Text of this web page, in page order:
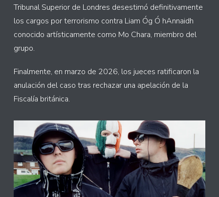
Tribunal Superior de Londres desestimó definitivamente
los cargos por terrorismo contra Liam Óg Ó hAnnaidh
conocido artísticamente como Mo Chara, miembro del
grupo.
Finalmente, en marzo de 2026, los jueces ratificaron la
anulación del caso tras rechazar una apelación de la
Fiscalía británica.